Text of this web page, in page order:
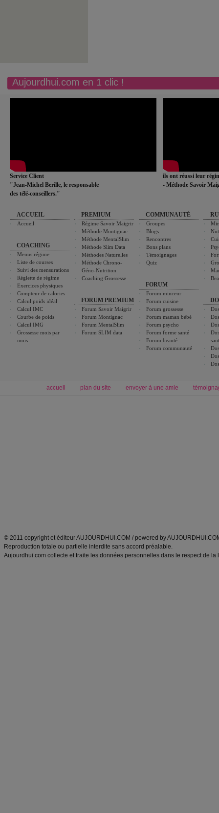
Aujourdhui.com en 1 clic !
Service Client
"Jean-Michel Berille, le responsable
des télé-conseillers."
ils ont réussi leur
- Méthode Savoir
ACCUEIL
Accueil
COACHING
Menus régime
Liste de courses
Suivi des mensurations
Réglette de régime
Exercices physiques
Compteur de calories
Calcul poids idéal
Calcul IMC
Courbe de poids
Calcul IMG
Grossesse mois par
mois
PREMIUM
Régime Savoir Maigrir
Méthode Montignac
Méthode MentalSlim
Méthode Slim Data
Méthodes Naturelles
Méthode Chrono-
Géno-Nutrition
Coaching Grossesse
FORUM PREMIUM
Forum Savoir Maigrir
Forum Montignac
Forum MentalSlim
Forum SLIM data
COMMUNAUTÉ
Groupes
Blogs
Rencontres
Bons plans
Témoignages
Quiz
FORUM
Forum minceur
Forum cuisine
Forum grossesse
Forum maman bébé
Forum psycho
Forum forme santé
Forum beauté
Forum communauté
accueil plan du site envoyer à une amie
© 2011 copyright et éditeur AUJOURDHUI.COM / powered by
Reproduction totale ou partielle interdite sans accord préalable.
Aujourdhui.com collecte et traite les données personnelles dans le respect de